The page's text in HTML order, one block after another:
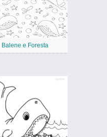
Balene e Foresta